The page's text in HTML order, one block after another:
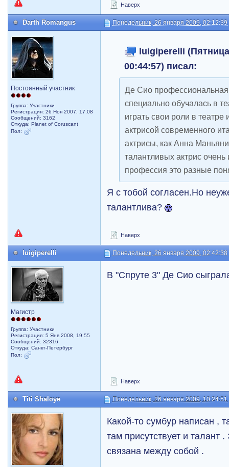
Наверх
Darth Romangus Понедельник, 26 января 2009, 02:12:39
Постоянный участник
Группа: Участники
Регистрация: 26 Ноя 2007, 17:08
Сообщений: 3162
Откуда: Planet of Coruscant
Пол:
luigiperelli
00:44:57) писал:
Де Сио
специально обучалась в
играть свои роли в
актрисой современного
актрисы, как Анна
талантливых актрис
профессия это разные
Я с тобой согласен.Но
талантлива?
Наверх
luigiperelli Понедельник, 26 января 2009, 02:42:38
Магистр
Группа: Участники
Регистрация: 5 Янв 2008, 19:55
Сообщений: 32316
Откуда: Санкт-Петербург
Пол:
В "Спруте 3" Де Сио
Наверх
Titi Shaloye Понедельник, 26 января 2009, 10:24:51
Какой-то сумбур написан ,
там присутствует и талант
связана между собой .